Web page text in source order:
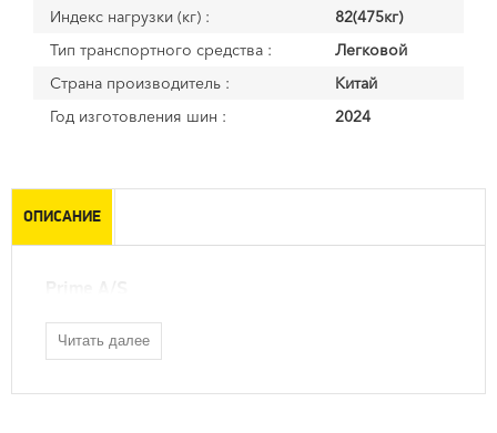
Индекс нагрузки (кг) :
82(475кг)
Тип транспортного средства :
Легковой
Страна производитель :
Китай
Год изготовления шин :
2024
ОПИСАНИЕ
Читать далее